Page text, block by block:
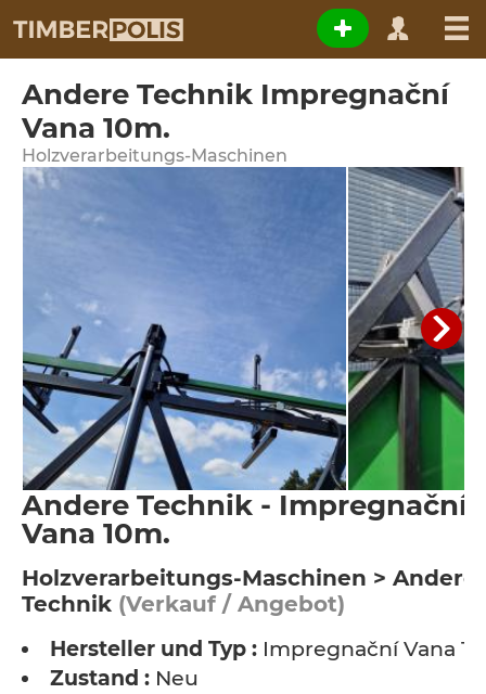
Andere Technik Impregnační
Vana 10m.
Holzverarbeitungs-Maschinen
Andere Technik - Impregnační
Vana 10m.
Holzverarbeitungs-Maschinen > Andere
Technik (Verkauf / Angebot)
Hersteller und Typ : Impregnační Vana
Zustand : Neu